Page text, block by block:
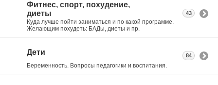
Фитнес, спорт, похудение,
диеты
Куда лучше пойти заниматься и по какой программе.
Желающим похудеть: БАДы, диеты и пр.
43
Дети
Беременность. Вопросы педагогики и воспитания.
84